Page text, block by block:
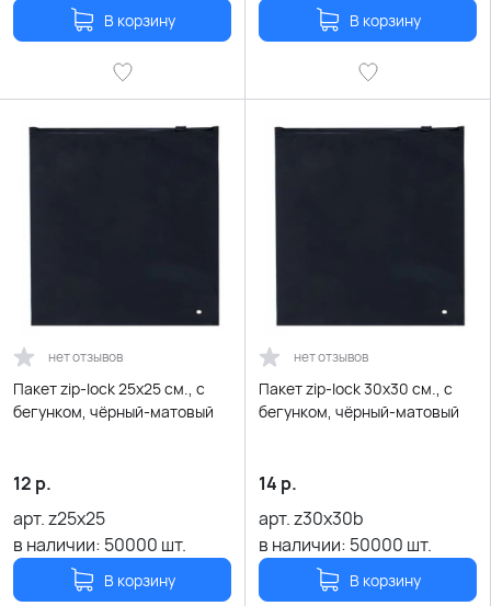
В корзину В корзину
нет отзывов
Пакет zip-lock 25х25 см., с
бегунком, чёрный-матовый
12 р.
арт.z25x25
в наличии: 50000 шт.
В корзину
нет отзывов
Пакет zip-lock 30х30 см., с
бегунком, чёрный-матовый
14 р.
арт.z30x30b
в наличии: 50000 шт.
В корзину